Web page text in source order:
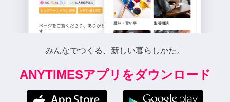
みんなでつくる、新しい暮らしかた。
ANYTIMESアプリをダウンロード